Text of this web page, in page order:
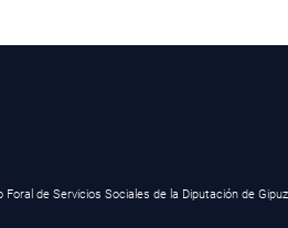
de Servicios Sociales de la Diputación de